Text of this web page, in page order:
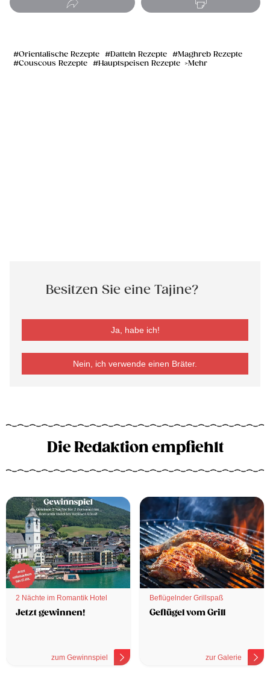
Orientalische Rezepte Datteln Rezepte
Maghreb Rezepte
Couscous Rezepte
Hauptspeisen Rezepte Mehr
Besitzen Sie eine Tajine?
Ja, habe ich!
Nein, ich verwende einen Bräter.
Die Redaktion empfiehlt
2 Nächte im Romantik Hotel
Jetzt gewinnen!
zum Gewinnspiel
Beflügelnder Grillspaß
Geflügel vom Grill
zur Galerie